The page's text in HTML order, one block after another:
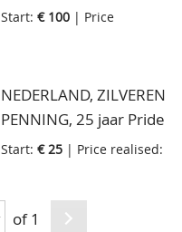
baartjes, in klein doosje
Start: € 100 | Price
NEDERLAND, ZILVEREN
PENNING, 25 jaar Pride
Amsterdam, in
Start: € 25 | Price realised:
of 1